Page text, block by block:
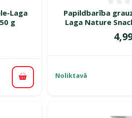
Laga
g
Pievienot grozam
Papildbar­ība
Laga Nature
Noliktavā